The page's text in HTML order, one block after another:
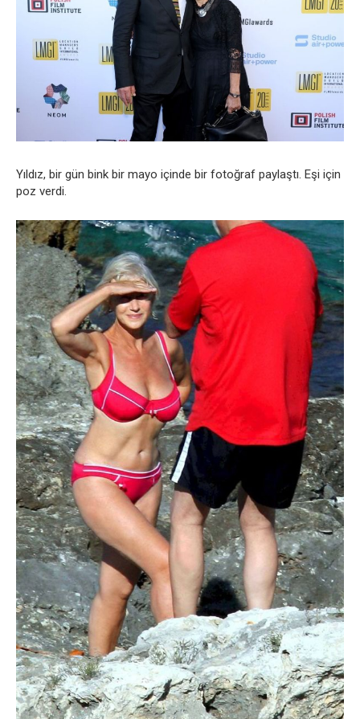
Yıldız, bir gün bink bir mayo içinde bir fotoğraf paylaştı. Eşi için
poz verdi.